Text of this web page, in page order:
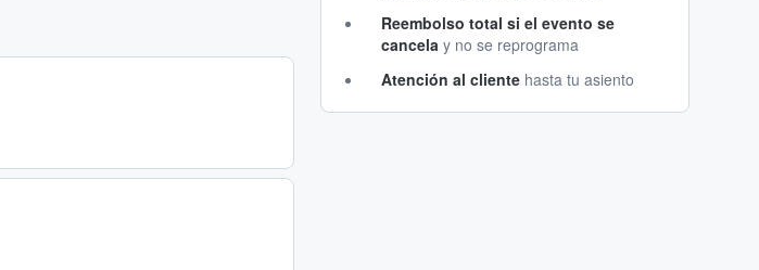
Reembolso total si el evento se
cancela y no se reprograma
Atención al cliente hasta tu asiento